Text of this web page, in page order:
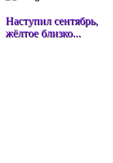
Наступил сентябрь,
жёлтое близко...